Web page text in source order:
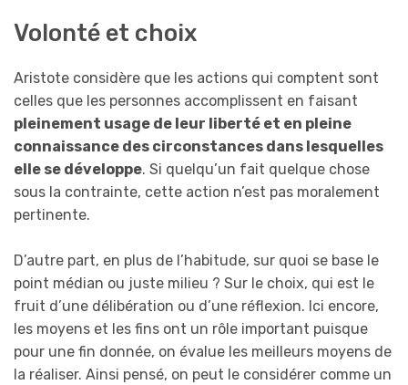
Volonté et choix
Aristote considère que les actions qui comptent sont
celles que les personnes accomplissent en faisant
pleinement usage de leur liberté et en pleine
connaissance des circonstances dans lesquelles
elle se développe. Si quelqu’un fait quelque chose
sous la contrainte, cette action n’est pas moralement
pertinente.
D’autre part, en plus de l’habitude, sur quoi se base le
point médian ou juste milieu ? Sur le choix, qui est le
fruit d’une délibération ou d’une réflexion. Ici encore,
les moyens et les fins ont un rôle important puisque
pour une fin donnée, on évalue les meilleurs moyens de
la réaliser. Ainsi pensé, on peut le considérer comme un